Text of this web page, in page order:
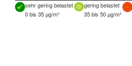
sehr gering belastet gering belastet
0 bis 35 µg/m³
35 bis 50 µg/m³